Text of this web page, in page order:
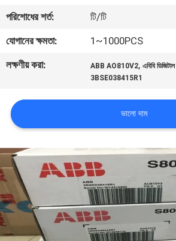
আমাদের
সাথে
যোগাযোগ
করুন
খবর
উদ্ধৃতির
জন্য
আবেদন
সাইট
পরিশোধের শর্ত:
টি/টি
যোগানের ক্ষমতা:
1~1000PCS
লক্ষণীয় করা:
ABB AO810V2,এবিবি
3BSE038415R1
ভালো দাম